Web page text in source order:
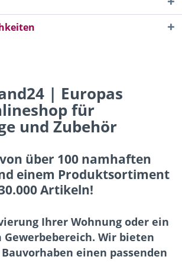
| Europas
für
und Zubehör
über 100 namhaften
einem Produktsortiment
Artikeln!
Ihrer Wohnung oder ein
Gewerbebereich. Wir bieten
einen passenden